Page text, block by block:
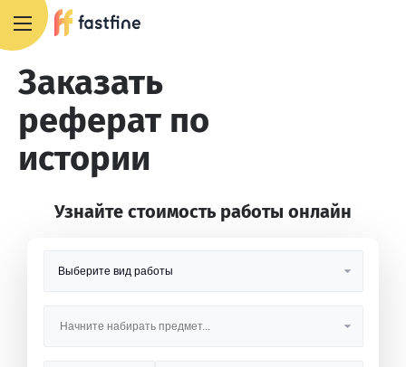
Заказать
реферат по
истории
Узнайте стоимость работы онлайн